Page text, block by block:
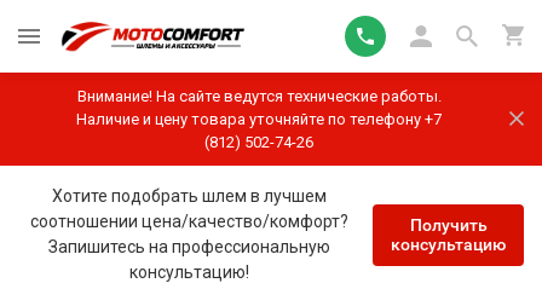
Внимание! На сайте ведутся технические работы.
Наличие и цену товара уточняйте по телефону +7
(812) 502-74-26
Хотите подобрать шлем в лучшем
соотношении цена/качество/комфорт?
Запишитесь на профессиональную
консультацию!
Получить
консультацию